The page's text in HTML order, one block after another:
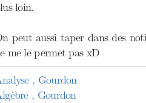
loin.
peut aussi taper dans des
me le permet pas xD
, Gourdon
, Gourdon